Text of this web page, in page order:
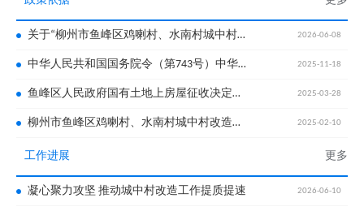
关于“柳州市鱼峰区鸡喇村、水南村城中村改造项目（地块2）”项目国有土地上房屋征收决定的公告 2026-06-08
中华人民共和国国务院令（第743号）中华人民共和国土地管理法实施条例 2025-11-18
鱼峰区人民政府国有土地上房屋征收决定的公告（鸡喇村、水南村城中村改造项目） 2025-03-28
柳州市鱼峰区鸡喇村、水南村城中村改造项目集体土地房屋征收补偿安置方案公告 2025-02-10
工作进展 更多
凝心聚力攻坚 推动城中村改造工作提质提速 2026-06-10